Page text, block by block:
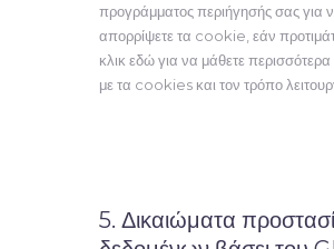
προγράμματος περιήγησής σας για
απορρίψετε τα cookie, εάν
κλικ εδώ για να μάθετε περισσότερα
με τα cookies και τον τρόπο
5. Δικαιώματα